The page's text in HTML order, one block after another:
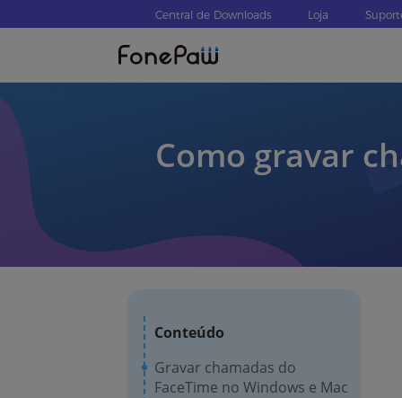
Central de Downloads Loja
Como gravar
Conteúdo
Gravar chamadas do
FaceTime no Windows e Mac